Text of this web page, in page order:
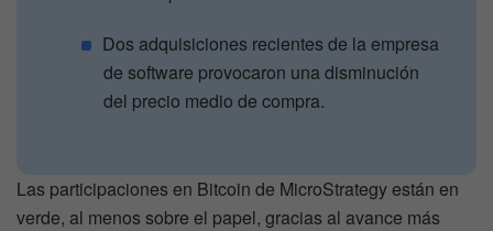
Dos adquisiciones recientes de la empresa
de software provocaron una disminución
del precio medio de compra.
Las participaciones en Bitcoin de MicroStrategy están en
verde, al menos sobre el papel, gracias al avance más